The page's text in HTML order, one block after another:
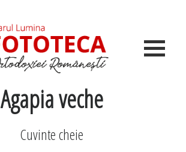
Agapia veche
Cuvinte cheie